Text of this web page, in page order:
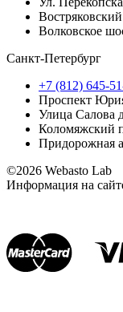
Волковское
Санкт-Петербург
+7 (812) 645-
Проспект
Улица Салова
Коломяжский
Придорожная
©2026 Webasto Lab
Информация на